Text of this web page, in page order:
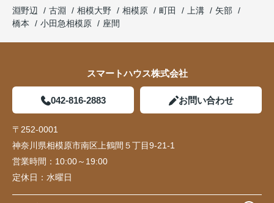
淵野辺
古淵 相模大野 相模原 町田 上溝
矢部
橋本
小田急相模原 座間
スマートハウス株式会社
042-816-2883 お問い合わせ
〒252-0001
神奈川県相模原市南区上鶴間５丁目9-21-1
営業時間： 10:00～19:00
定休日： 水曜日